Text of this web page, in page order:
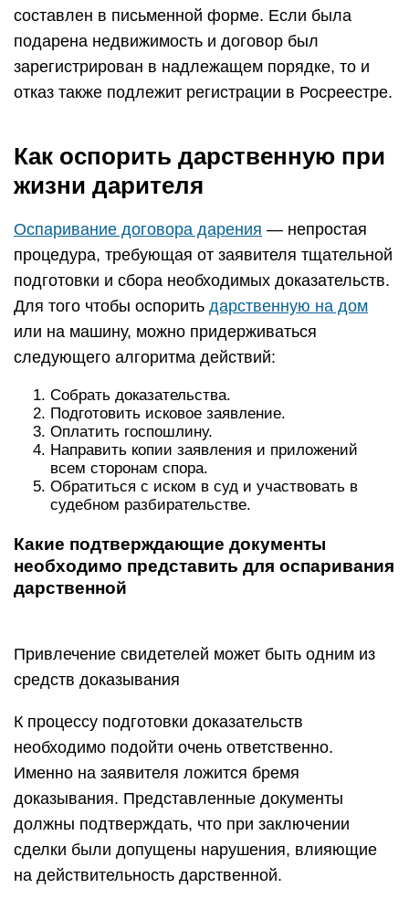
составлен в письменной форме. Если была
подарена недвижимость и договор был
зарегистрирован в надлежащем порядке, то и
отказ также подлежит регистрации в Росреестре.
Как оспорить дарственную при
жизни дарителя
Оспаривание договора дарения — непростая
процедура, требующая от заявителя тщательной
подготовки и сбора необходимых доказательств.
Для того чтобы оспорить дарственную на дом
или на машину, можно придерживаться
следующего алгоритма действий:
Собрать доказательства.
Подготовить исковое заявление.
Оплатить госпошлину.
Направить копии заявления и приложений
всем сторонам спора.
Обратиться с иском в суд и участвовать в
судебном разбирательстве.
Какие подтверждающие документы
необходимо представить для оспаривания
дарственной
Привлечение свидетелей может быть одним из
средств доказывания
К процессу подготовки доказательств
необходимо подойти очень ответственно.
Именно на заявителя ложится бремя
доказывания. Представленные документы
должны подтверждать, что при заключении
сделки были допущены нарушения, влияющие
на действительность дарственной.